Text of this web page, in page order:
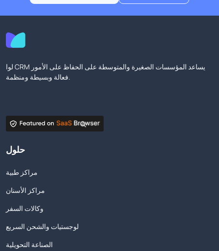
لوا CRM يساعد المؤسسات الصغيرة والمتوسطة على الحفاظ على الأمور
فعالة وبسيطة ومنظمة.
حلول
مراكز طبية
مراكز الأسنان
وكالات السفر
لوجستيات والشحن السريع
الصناعة التحويلية